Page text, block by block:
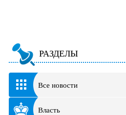
РАЗДЕЛЫ
Все новости
Власть